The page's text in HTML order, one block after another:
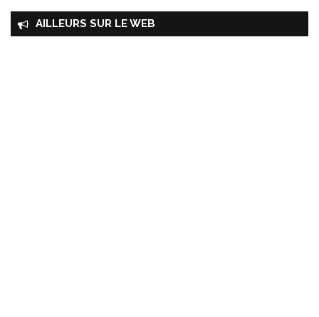
AILLEURS SUR LE WEB